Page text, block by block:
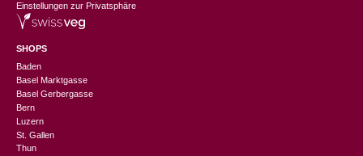
Einstellungen zur Privatsphäre
SHOPS
Baden
Basel Marktgasse
Basel Gerbergasse
Bern
Luzern
St. Gallen
Thun